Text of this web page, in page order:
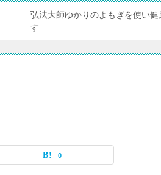
弘法大師ゆかりのよもぎを使い
す
0